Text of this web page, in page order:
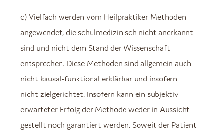
c) Vielfach werden vom Heilpraktiker Methoden
angewendet, die schulmedizinisch nicht anerkannt
sind und nicht dem Stand der Wissenschaft
entsprechen. Diese Methoden sind allgemein auch
nicht kausal-funktional erklärbar und insofern
nicht zielgerichtet. Insofern kann ein subjektiv
erwarteter Erfolg der Methode weder in Aussicht
gestellt noch garantiert werden. Soweit der Patient